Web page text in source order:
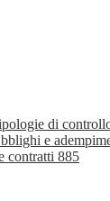
di
e
contratti 885